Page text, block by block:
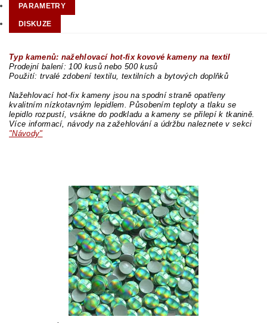
PARAMETRY
DISKUZE
Typ kamenů: nažehlovací hot-fix kovové kameny na textil
Prodejní balení: 100 kusů nebo 500 kusů
Použití: trvalé zdobení textilu, textilních a bytových doplňků
Nažehlovací hot-fix kameny jsou na spodní straně opatřeny
kvalitním nízkotavným lepidlem. Působením teploty a tlaku se
lepidlo rozpustí, vsákne do podkladu a kameny se přilepí k tkanině.
Více informací, návody na zažehlování a údržbu naleznete v sekci
"Návody"